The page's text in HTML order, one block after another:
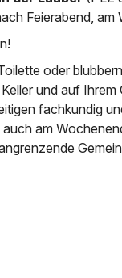
Feierabend, am
oder
und auf
fachkundig
auch am